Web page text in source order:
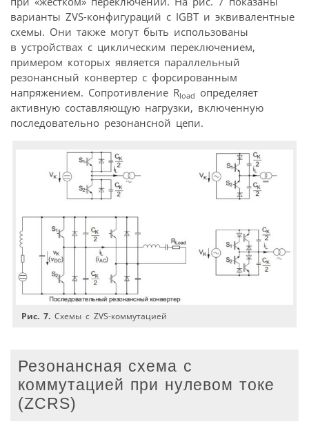
варианты ZVS-конфигураций с IGBT и эквивалентные
схемы. Они также могут быть использованы
в устройствах с циклическим переключением,
примером которых является параллельный
резонансный конвертер с форсированным
напряжением. Сопротивление Rload определяет
активную составляющую нагрузки, включенную
последовательно резонансной цепи.
Рис. 7. Схемы с ZVS-коммутацией
Резонансная схема с
коммутацией при нулевом токе
(ZCRS)